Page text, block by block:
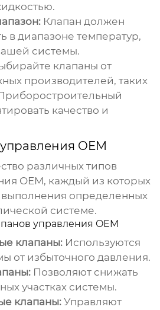
Клапан должен
в диапазоне температур,
системы.
клапаны от
производителей, таких
качество и
OEM
различных типов
OEM, каждый из которых
выполнения определенных
системе.
управления OEM
клапаны: Используются
от избыточного давления.
Позволяют снижать
участках системы.
клапаны: Управляют